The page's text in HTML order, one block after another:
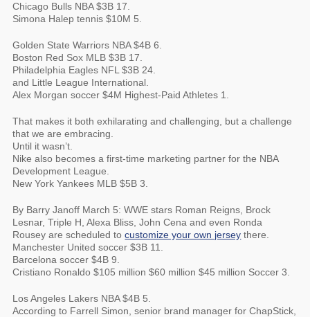
Chicago Bulls NBA $3B 17.
Simona Halep tennis $10M 5.
Golden State Warriors NBA $4B 6.
Boston Red Sox MLB $3B 17.
Philadelphia Eagles NFL $3B 24.
and Little League International.
Alex Morgan soccer $4M Highest-Paid Athletes 1.
That makes it both exhilarating and challenging, but a challenge
that we are embracing.
Until it wasn’t.
Nike also becomes a first-time marketing partner for the NBA
Development League.
New York Yankees MLB $5B 3.
By Barry Janoff March 5: WWE stars Roman Reigns, Brock
Lesnar, Triple H, Alexa Bliss, John Cena and even Ronda
Rousey are scheduled tocustomize your own jersey there.
Manchester United soccer $3B 11.
Barcelona soccer $4B 9.
Cristiano Ronaldo $105 million $60 million $45 million Soccer 3.
Los Angeles Lakers NBA $4B 5.
According to Farrell Simon, senior brand manager for ChapStick,